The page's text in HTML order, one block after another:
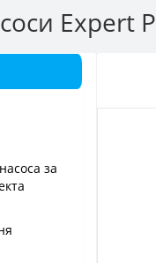
Expert
за